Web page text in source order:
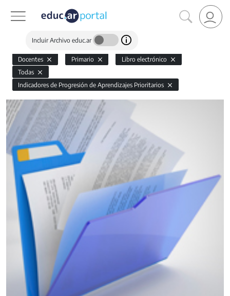
Incluir Archivo educ.ar
Docentes Primario
Libro electrónico
Todas
Indicadores de Progresión de Aprendizajes Prioritarios